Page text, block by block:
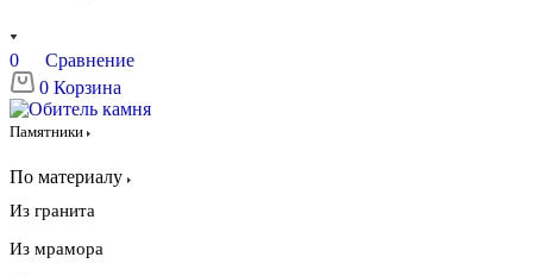
0
Сравнение
0 Корзина
Памятники
По материалу
Из гранита
Из мрамора